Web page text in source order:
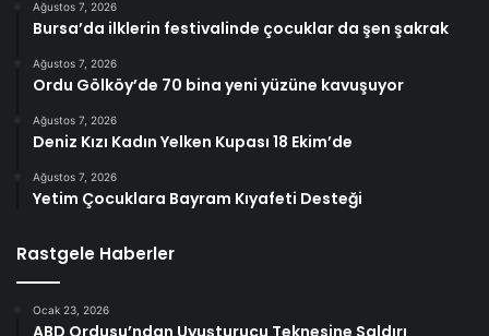
Ağustos 7, 2026
Bursa’da ilklerin festivalinde çocuklar da şen şakrak
Ağustos 7, 2026
Ordu Gölköy’de 70 bina yeni yüzüne kavuşuyor
Ağustos 7, 2026
Deniz Kızı Kadın Yelken Kupası 18 Ekim’de
Ağustos 7, 2026
Yetim Çocuklara Bayram Kıyafeti Desteği
Rastgele Haberler
Ocak 23, 2026